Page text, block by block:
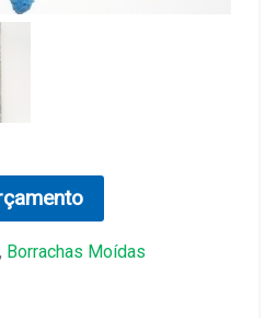
, Borrachas Moídas